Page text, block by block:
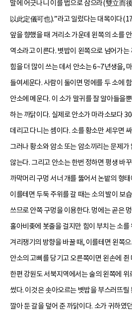
말에 어긋나니 이를 법으로 삼으라(雙立而
以此定儀可也).”라고 일렀다는 대목이다
앞을 향했을 때 겨리소 가운데 왼쪽의 소를
역소라고 이른다. 볏밥이 왼쪽으로 넘어가
힘을 더 많이 쓰는 데서 안소는 6~7년생을,
들여세운다. 사람이 둘이면 멍에를 두 소에
안소에 메운다. 이 소가 말귀를 잘 알아들을
하는 까닭이다. 실제로 안소가 마라소보다
데리고 다니는 셈이다. 소를 황소만 세우면
그러나 황소와 암소 또는 암소끼리는 문제가
않는다. 그리고 안소는 한번 정하면 평생 바
까막머리 구멍 서너 개를 뚫어서 논밭의 형
이를테면 두둑 주위를 갈 때는 소의 발이 보
쓰므로 안쪽 구멍을 이용한다. 멍에는 곧은
홀아비좆에 봇줄을 걸지만 힘이 부치는 소를
겨리쟁기의 방향을 바꿀 때, 이를테면 왼쪽
안소의 고삐를 당기고 오른쪽이면 왼손에 쥔
한편 강원도 서북지역에서는 술의 왼쪽에
썼다. 이것은 솟아오르는 볏밥을 부스러뜨
깔아 둔 갈을 덮어 준 까닭이다. 소가 귀하였